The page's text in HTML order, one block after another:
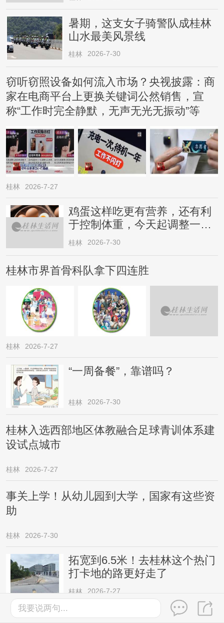
暑期，这支女子骑警队成桂林
山水最美风景线
桂林 2026-7-30
窃听窃照设备如何流入市场？央视披露：商
家在电商平台上更换关键词公然销售，宣
称“工作时完全静默，无声无光无振动”等
桂林 2026-7-27
鸡蛋这样吃更有营养，还有利
于控制体重，今天起调整一下
→
桂林 2026-7-30
桂林市界首骨科队拿下四连胜
桂林 2026-7-27
“一周备餐”，靠谱吗？
桂林 2026-7-30
桂林入选西部地区体教融合足球青训体系建
设试点城市
桂林 2026-7-27
事关上学！从幼儿园到大学，国家有这些资
助
桂林 2026-7-30
拓宽到6.5米！去桂林这个热门
打卡地的路更好走了
桂林 2026-7-27
蜘蛛侠同款动作引跟风，医生
我要说两句...